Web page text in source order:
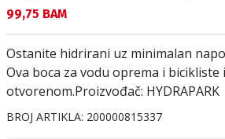
Текуща цена:
99,75 BAM
Ostanite hidrirani uz minimalan
Ova boca za vodu oprema i
otvorenom.Proizvođač: HYDRAPARK
BROJ ARTIKLA: 200000815337